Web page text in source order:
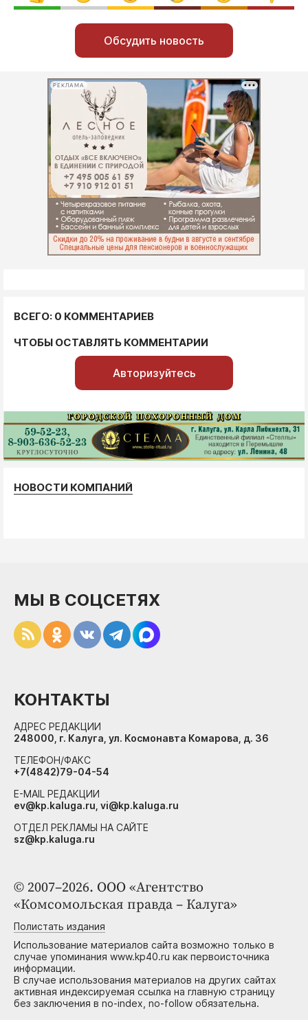
Обсудить новость
РЕКЛАМА
ВСЕГО: 0 КОММЕНТАРИЕВ
ЧТОБЫ ОСТАВЛЯТЬ КОММЕНТАРИИ
Авторизуйтесь
НОВОСТИ КОМПАНИЙ
© 2007–2026. ООО «Агентство
«Комсомольская правда – Калуга»
Полистать издания
Использование материалов сайта возможно только в
случае упоминания www.kp40.ru как первоисточника
информации.
В случае использования материалов на других сайтах
активная индексируемая ссылка на главную страницу
без заключения в no-index, no-follow обязательна.
МЫ В СОЦСЕТЯХ
КОНТАКТЫ
АДРЕС РЕДАКЦИИ
248000, г. Калуга, ул. Космонавта Комарова, д. 36
ТЕЛЕФОН/ФАКС
+7(4842)79-04-54
E-MAIL РЕДАКЦИИ
ev@kp.kaluga.ru, vi@kp.kaluga.ru
ОТДЕЛ РЕКЛАМЫ НА САЙТЕ
sz@kp.kaluga.ru